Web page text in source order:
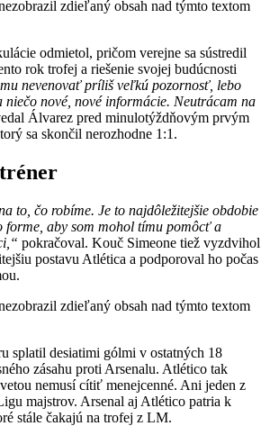
zdieľaný obsah nad týmto textom
odmietol, pričom verejne sa sústredil
rok trofej a riešenie svojej budúcnosti
nevenovať príliš veľkú pozornosť, lebo
niečo nové, nové informácie. Neutrácam na
Álvarez pred minulotýždňovým prvým
sa skončil nerozhodne 1:1.
to, čo robíme. Je to najdôležitejšie obdobie
forme, aby som mohol tímu pomôcť a
pokračoval. Kouč Simeone tiež vyzdvihol
postavu Atlética a podporoval ho počas
zdieľaný obsah nad týmto textom
splatil desiatimi gólmi v ostatných 18
zásahu proti Arsenalu. Atlético tak
nemusí cítiť menejcenné. Ani jeden z
majstrov. Arsenal aj Atlético patria k
stále čakajú na trofej z LM.